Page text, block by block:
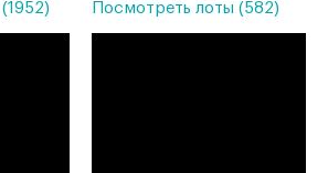
Посмотреть лоты (582)